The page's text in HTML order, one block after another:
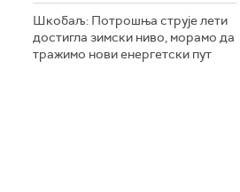
Шкобаљ: Потрошња струје лети
достигла зимски ниво, морамо да
тражимо нови енергетски пут